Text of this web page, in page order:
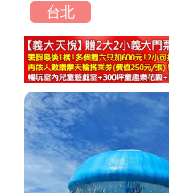
商家合作
推薦景點
討論區
台北